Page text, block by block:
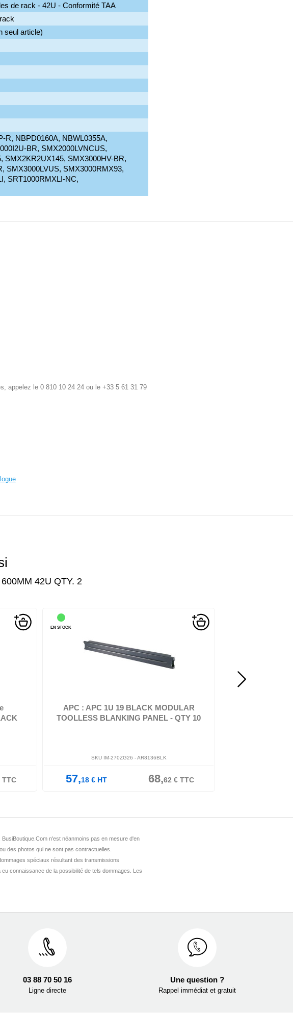
de rack - 42U - Conformité TAA
seul article)
R, NBPD0160A, NBWL0355A,
BR, SMX2000LVNCUS,
SMX2KR2UX145, SMX3000HV-BR,
SMX3000LVUS, SMX3000RMX93,
SRT1000RMXLI-NC,
appelez le 0 810 10 24 24 ou le +33 5 61 31 79
42U QTY. 2
TTC
EP;
APC : APC 1U 19 BLACK MODULAR
TOOLLESS BLANKING PANEL - QTY 10
SKU IM-270ZG26 -AR8136BLK
57,18 € HT 68,62 € TTC
EN STOCK
PDU de base à
n'est néanmoins pas en mesure d'en
des photos qui ne sont pas contractuelles.
spéciaux résultant des transmissions
connaissance de la possibilité de tels dommages. Les
03 88 70 50 16
Ligne directe
Une question ?
Rappel immédiat et gratuit